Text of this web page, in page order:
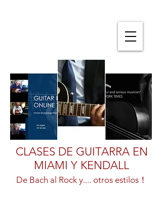
CLASES DE GUITARRA EN
MIAMI Y KENDALL
De Bach al Rock y.... otros estilos！